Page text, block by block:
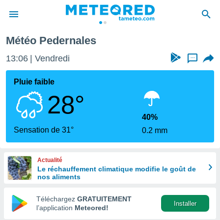
de
par
en
Météo Pedernales
13:06 Vendredi ...
Pluie faible
28°
Sensation de 31°
40%
0.2 mm
Actualité
Le réchauffement climatique modifie le goût de
nos aliments
Téléchargez GRATUITEMENT
l’application Meteored!
Installer